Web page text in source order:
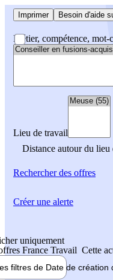
Imprimer Besoin d'aide
Métier, compétence,
Lieu de travail
Distance autour du lieu
Rechercherdes offres
uniquement
France Travail Cette
filtres de Date de création
Créer une alerte